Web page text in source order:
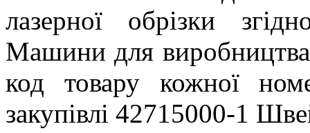
лазерної обрізки
Машини для виробництва
код товару кожної
закупівлі 42715000-1